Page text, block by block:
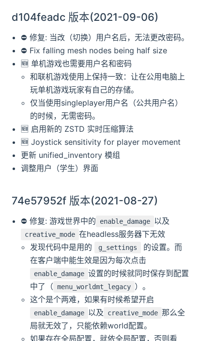
d104feadc 版本(2021-09-06)
⛔️ 修复: 当改（切换）用户名后，无法更改密码。
⛔️ Fix falling mesh nodes being half size
🆕️️ 单机游戏也需要用户名和密码
和联机游戏使用上保持一致：让在公用电脑上
玩单机游戏玩家有自己的存储。
仅当使用singleplayer用户名（公共用户名）
的时候，无需密码。
🆕️️ 启用新的 ZSTD 实时压缩算法
🆕️️ Joystick sensitivity for player movement
更新 unified_inventory 模组
调整用户（学生）界面
74e57952f 版本(2021-08-27)
⛔️ 修复: 游戏世界中的 enable_damage 以及
creative_mode 在headless服务器下无效
发现代码中是用的
g_settings
的设置。而
在客户端中能生效是因为每次点击
enable_damage 设置的时候就同时保存到配置
中了（ menu_worldmt_legacy ）。
这个是个两难，如果有时候希望开启
enable_damage 以及 creative_mode 那么全
局就无效了，只能依赖world配置。
如果存在全局配置，就依全局配置，否则看